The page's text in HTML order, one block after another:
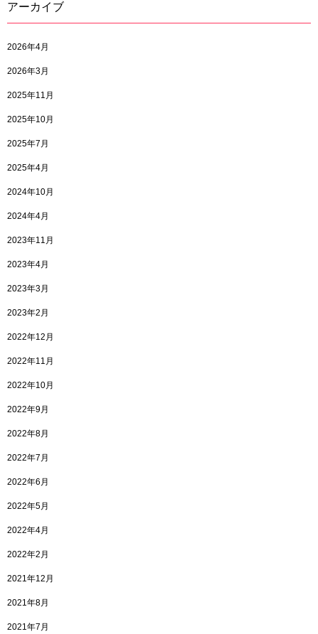
アーカイブ
2026年4月
2026年3月
2025年11月
2025年10月
2025年7月
2025年4月
2024年10月
2024年4月
2023年11月
2023年4月
2023年3月
2023年2月
2022年12月
2022年11月
2022年10月
2022年9月
2022年8月
2022年7月
2022年6月
2022年5月
2022年4月
2022年2月
2021年12月
2021年8月
2021年7月